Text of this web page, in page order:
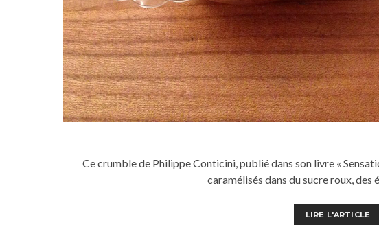
Ce crumble de Philippe Conticini, publié dans son livre «
caramélisés dans du sucre roux, des
LIRE L'ARTICLE